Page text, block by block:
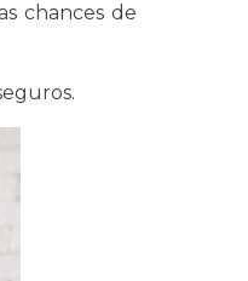
chances de